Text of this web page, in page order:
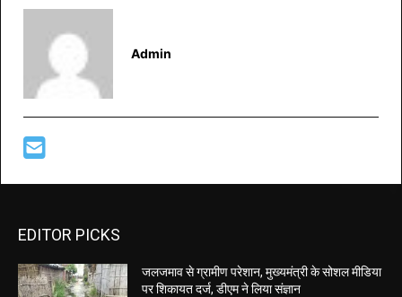
Admin
EDITOR PICKS
जलजमाव से ग्रामीण परेशान, मुख्यमंत्री के सोशल मीडिया
पर शिकायत दर्ज, डीएम ने लिया संज्ञान